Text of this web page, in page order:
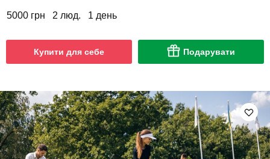
5000 грн 2 люд. 1 день
Купити для себе Подарувати